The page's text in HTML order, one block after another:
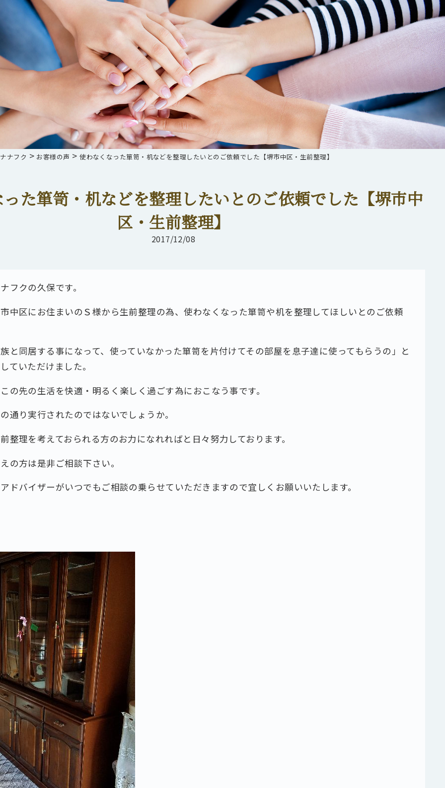
ナフク > お客様の声 >使わなくなった箪笥・机などを整理したいとのご依頼でした【堺市中区・生前整理】
た箪笥・机などを整理したいとのご依頼でした【堺市中
区・生前整理】
2017/12/08
フクの久保です。
中区にお住まいのＳ様から生前整理の為、使わなくなった箪笥や机を整理してほしいとのご依頼
と同居する事になって、使っていなかった箪笥を片付けてその部屋を息子達に使ってもらうの」と
ていただけました。
の先の生活を快適・明るく楽しく過ごす為におこなう事です。
通り実行されたのではないでしょうか。
整理を考えておられる方のお力になれればと日々努力しております。
の方は是非ご相談下さい。
ドバイザーがいつでもご相談の乗らせていただきますので宜しくお願いいたします。